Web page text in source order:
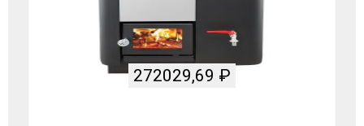
272029,69 ₽